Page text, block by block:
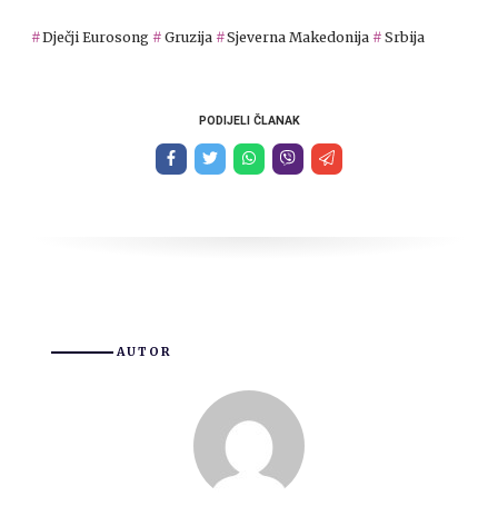
Dječji Eurosong Gruzija Sjeverna Makedonija Srbija
PODIJELI ČLANAK
AUTOR